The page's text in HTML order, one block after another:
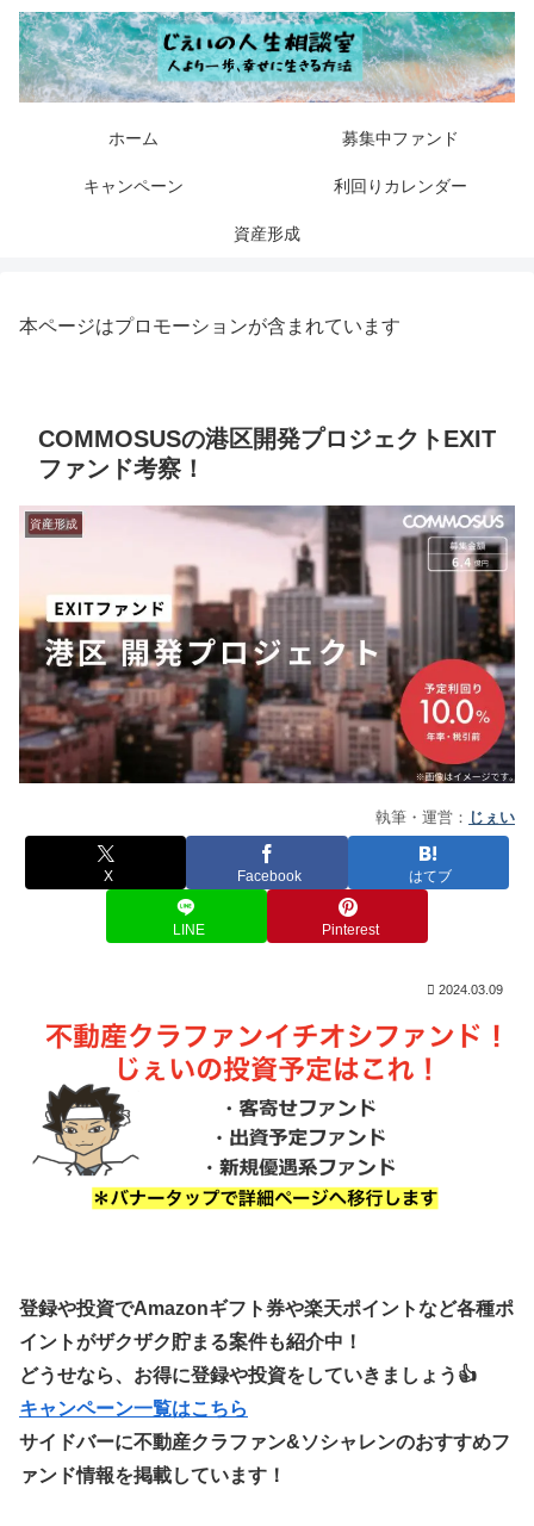
ホーム 募集中ファンド
キャンペーン 利回りカレンダー
資産形成
本ページはプロモーションが含まれています
COMMOSUSの港区開発プロジェクトEXIT
ファンド考察！
資産形成
執筆・運営： じぇい
X Facebook はてブ
LINE Pinterest
2024.03.09
登録や投資でAmazonギフト券や楽天ポイントなど各種ポ
イントがザクザク貯まる案件も紹介中！
どうせなら、お得に登録や投資をしていきましょう👍
キャンペーン一覧はこちら
サイドバーに不動産クラファン&ソシャレンのおすすめフ
ァンド情報を掲載しています！